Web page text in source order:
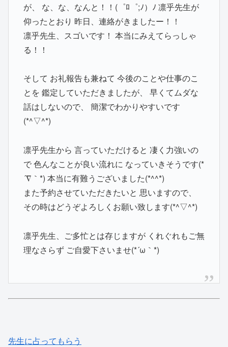
が、 な、な、なんと！！(゜ﾛ゜;ﾉ）ﾉ 凛乎先生が
仰ったとおり 昨日、連絡がきましたー！！
凛乎先生、スゴいです！ 本当にみえてらっしゃ
る！！
そして お礼報告も兼ねて 今後のことや仕事のこ
とを 鑑定していただきましたが、 早くてムダな
話はしないので、 簡潔でわかりやすいです
(*^▽^*)
凛乎先生から 言っていただけると 凄く力強いの
で 色んなことが良い流れに なっていきそうです(*
´∇｀*) 本当に有難うございました(*^^*)
また予約させていただきたいと 思いますので、
その時はどうぞよろしくお願い致します(*^▽^*)
凛乎先生、ご多忙とは存じますが くれぐれもご無
理なさらず ご自愛下さいませ(*´ω｀*)
先生に占ってもらう